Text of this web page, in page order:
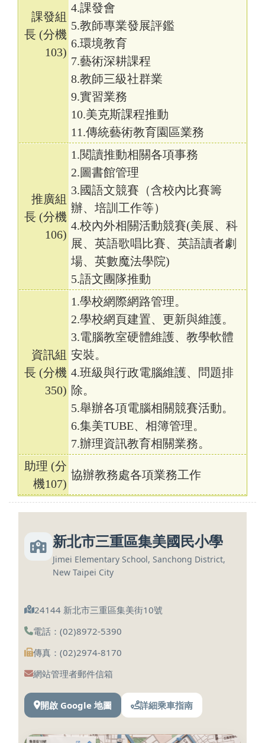
課發組
長 (分機
103)
4.課發會
5.教師專業發展評鑑
6.環境教育
7.藝術深耕課程
8.教師三級社群業
9.實習業務
10.美克斯課程推動
11.傳統藝術教育園區業務
推廣組
長 (分機
106)
1.閱讀推動相關各項事務
2.圖書館管理
3.國語文競賽（含校內比賽籌
辦、培訓工作等）
4.校內外相關活動競賽(美展、科
展、英語歌唱比賽、英語讀者劇
場、英數魔法學院)
5.語文團隊推動
資訊組
長 (分機
350)
1.學校網際網路管理。
2.學校網頁建置、更新與維護。
3.電腦教室硬體維護、教學軟體
安裝。
4.班級與行政電腦維護、問題排
除。
5.舉辦各項電腦相關競賽活動。
6.集美TUBE、相簿管理。
7.辦理資訊教育相關業務。
助理 (分
機107)
協辦教務處各項業務工作
新北市三重區集美國民小學
Jimei Elementary School, Sanchong District,
New Taipei City
24144 新北市三重區集美街10號
電話：(02)8972-5390
傳真：(02)2974-8170
網站管理者郵件信箱
開啟 Google 地圖 詳細乘車指南